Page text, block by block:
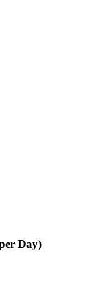
Day)